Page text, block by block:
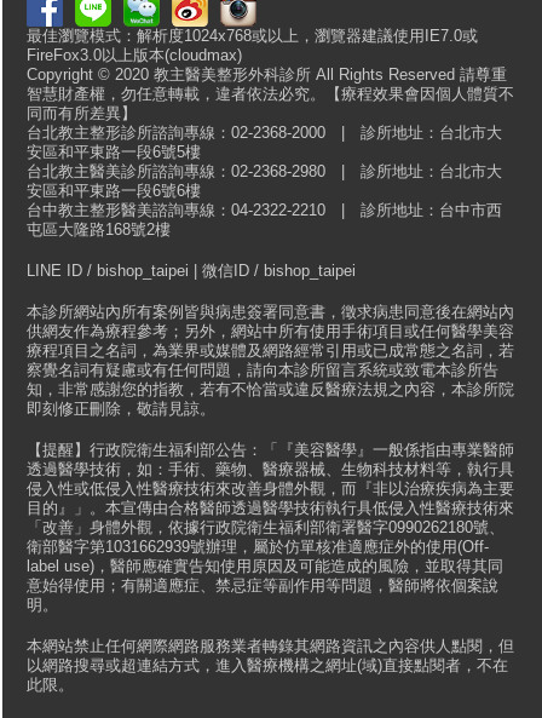
最佳瀏覽模式：解析度1024x768或以上，瀏覽器建議使用IE7.0或
FireFox3.0以上版本(cloudmax)
Copyright © 2020 教主醫美整形外科診所 All Rights Reserved 請尊重
智慧財產權，勿任意轉載，違者依法必究。【療程效果會因個人體質不
同而有所差異】
台北教主整形診所諮詢專線：02-2368-2000 | 診所地址：台北市大
安區和平東路一段6號5樓
台北教主醫美診所諮詢專線：02-2368-2980 | 診所地址：台北市大
安區和平東路一段6號6樓
台中教主整形醫美諮詢專線：04-2322-2210 | 診所地址：台中市西
屯區大隆路168號2樓
LINE ID / bishop_taipei | 微信ID / bishop_taipei
本診所網站內所有案例皆與病患簽署同意書，徵求病患同意後在網站內
供網友作為療程參考；另外，網站中所有使用手術項目或任何醫學美容
療程項目之名詞，為業界或媒體及網路經常引用或已成常態之名詞，若
察覺名詞有疑慮或有任何問題，請向本診所留言系統或致電本診所告
知，非常感謝您的指教，若有不恰當或違反醫療法規之內容，本診所院
即刻修正刪除，敬請見諒。
【提醒】行政院衛生福利部公告：「『美容醫學』一般係指由專業醫師
透過醫學技術，如：手術、藥物、醫療器械、生物科技材料等，執行具
侵入性或低侵入性醫療技術來改善身體外觀，而『非以治療疾病為主要
目的』」。本宣傳由合格醫師透過醫學技術執行具低侵入性醫療技術來
「改善」身體外觀，依據行政院衛生福利部衛署醫字0990262180號、
衛部醫字第1031662939號辦理，屬於仿單核准適應症外的使用(Off-
label use)，醫師應確實告知使用原因及可能造成的風險，並取得其同
意始得使用；有關適應症、禁忌症等副作用等問題，醫師將依個案說
明。
本網站禁止任何網際網路服務業者轉錄其網路資訊之內容供人點閱，但
以網路搜尋或超連結方式，進入醫療機構之網址(域)直接點閱者，不在
此限。